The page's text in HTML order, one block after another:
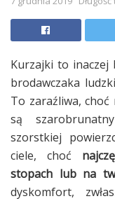
Kurzajki to inaczej
brodawczaka
To zaraźliwa,
są
szorstkiej
ciele, choć
stopach lub na
dyskomfort,